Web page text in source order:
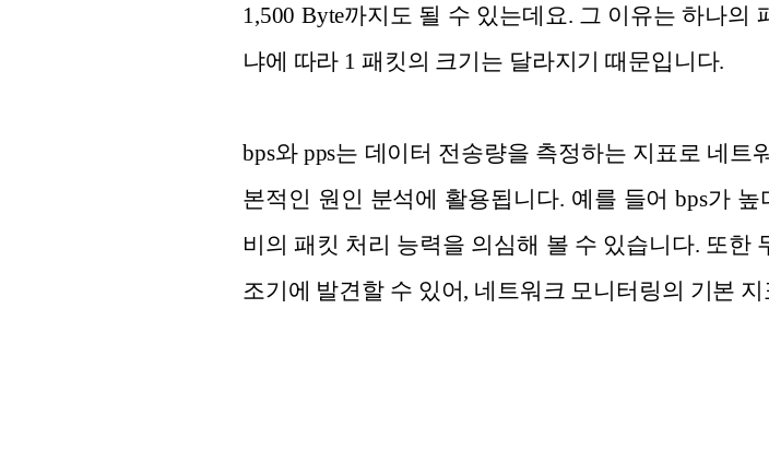
1,500 Byte까지도 될 수 있는데요. 그 이유는 하나
냐에 따라 1 패킷의 크기는 달라지기 때문입니다.
bps와 pps는 데이터 전송량을 측정하는 지표로 네
본적인 원인 분석에 활용됩니다. 예를 들어 bps가
비의 패킷 처리 능력을 의심해 볼 수 있습니다. 또한
조기에 발견할 수 있어, 네트워크 모니터링의 기본